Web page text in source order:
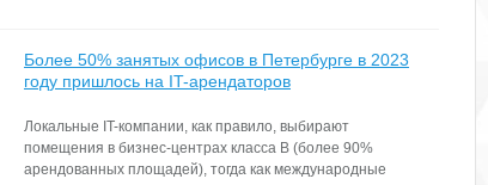
Более 50% занятых офисов в Петербурге в 2023
году пришлось на IT-арендаторов
Локальные IT-компании, как правило, выбирают
помещения в бизнес-центрах класса В (более 90%
арендованных площадей), тогда как международные